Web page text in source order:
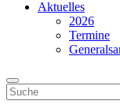
Aktuelles
2026
Termine